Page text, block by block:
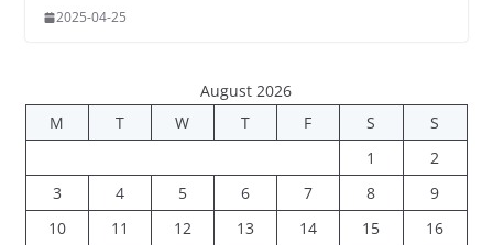
2025-04-25
August 2026
M
T W T F S
S
1
2
3
4 5 6 7 8
9
10
11 12 13 14 15
16